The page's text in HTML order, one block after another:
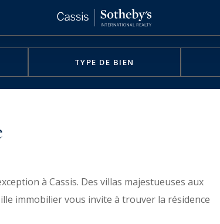
TYPE DE BIEN
à Cassis. Des villas majestueuses aux
immobilier vous invite à trouver la résidence